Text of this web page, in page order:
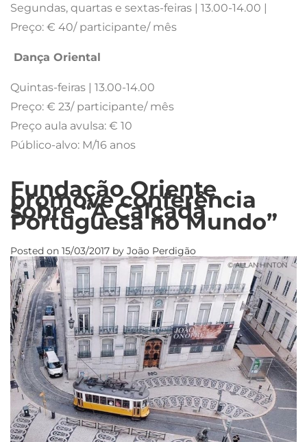
Segundas, quartas e sextas-feiras | 13.00-14.00 |
Preço: € 40/ participante/ mês
Dança Oriental
Quintas-feiras | 13.00-14.00
Preço: € 23/ participante/ mês
Preço aula avulsa: € 10
Público-alvo: M/16 anos
Fundação Oriente
promove conferência
sobre “A Calçada
Portuguesa no Mundo”
Posted on 15/03/2017 by João Perdigão